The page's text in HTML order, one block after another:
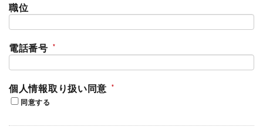
職位
電話番号
個人情報取り扱い同意
同意する